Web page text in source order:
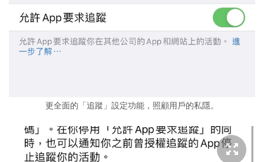
更全面的「追蹤」設定功能，照顧用戶的私隱。